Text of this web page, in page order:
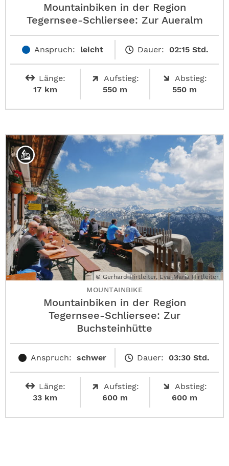
Mountainbiken in der Region
Tegernsee-Schliersee: Zur Aueralm
Anspruch: leicht Dauer: 02:15 Std.
Länge:
17 km
Aufstieg:
550 m
Abstieg:
550 m
© Gerhard Hirtleiter, Eva-Maria Hirtleiter
MOUNTAINBIKE
Mountainbiken in der Region
Tegernsee-Schliersee: Zur
Buchsteinhütte
Anspruch: schwer Dauer: 03:30 Std.
Länge:
33 km
Aufstieg:
600 m
Abstieg:
600 m